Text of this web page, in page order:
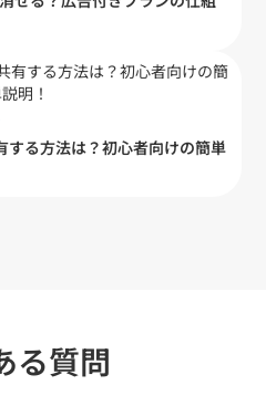
る方法は？初心者向けの簡単
る質問